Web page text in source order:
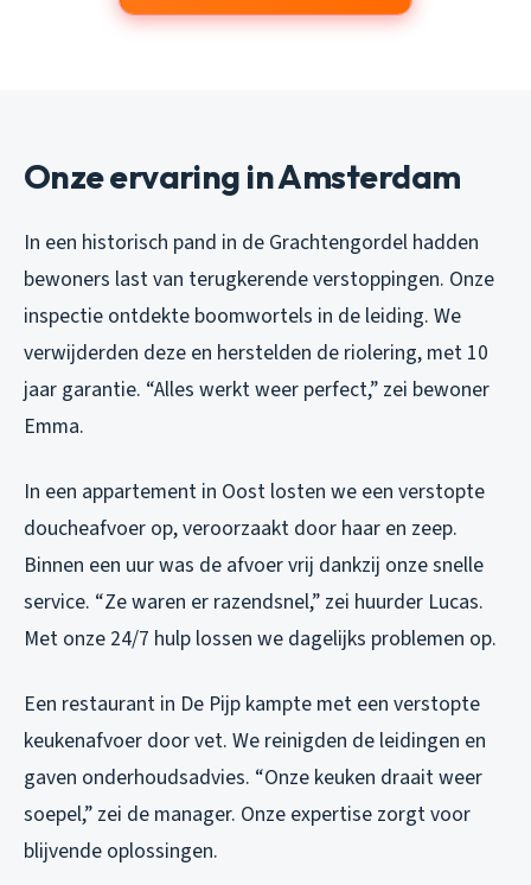
Onze ervaring in Amsterdam
In een historisch pand in de Grachtengordel hadden
bewoners last van terugkerende verstoppingen. Onze
inspectie ontdekte boomwortels in de leiding. We
verwijderden deze en herstelden de riolering, met 10
jaar garantie. “Alles werkt weer perfect,” zei bewoner
Emma.
In een appartement in Oost losten we een verstopte
doucheafvoer op, veroorzaakt door haar en zeep.
Binnen een uur was de afvoer vrij dankzij onze snelle
service. “Ze waren er razendsnel,” zei huurder Lucas.
Met onze 24/7 hulp lossen we dagelijks problemen op.
Een restaurant in De Pijp kampte met een verstopte
keukenafvoer door vet. We reinigden de leidingen en
gaven onderhoudsadvies. “Onze keuken draait weer
soepel,” zei de manager. Onze expertise zorgt voor
blijvende oplossingen.